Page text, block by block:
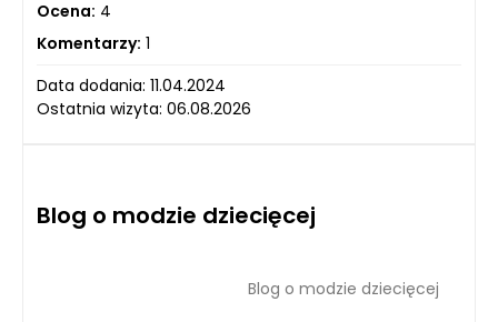
Ocena: 4
Komentarzy: 1
Data dodania: 11.04.2024
Ostatnia wizyta: 06.08.2026
Blog o modzie dziecięcej
Blog o modzie dziecięcej